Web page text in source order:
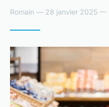
Romain — 28 janvier 2025 —